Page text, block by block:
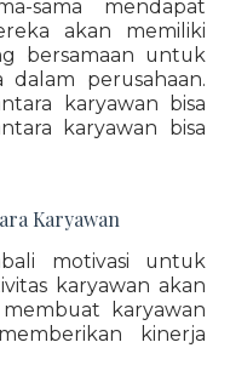
sama mendapat
akan memiliki
bersamaan untuk
perusahaan.
karyawan bisa
karyawan bisa
Karyawan
motivasi untuk
karyawan akan
karyawan
kinerja